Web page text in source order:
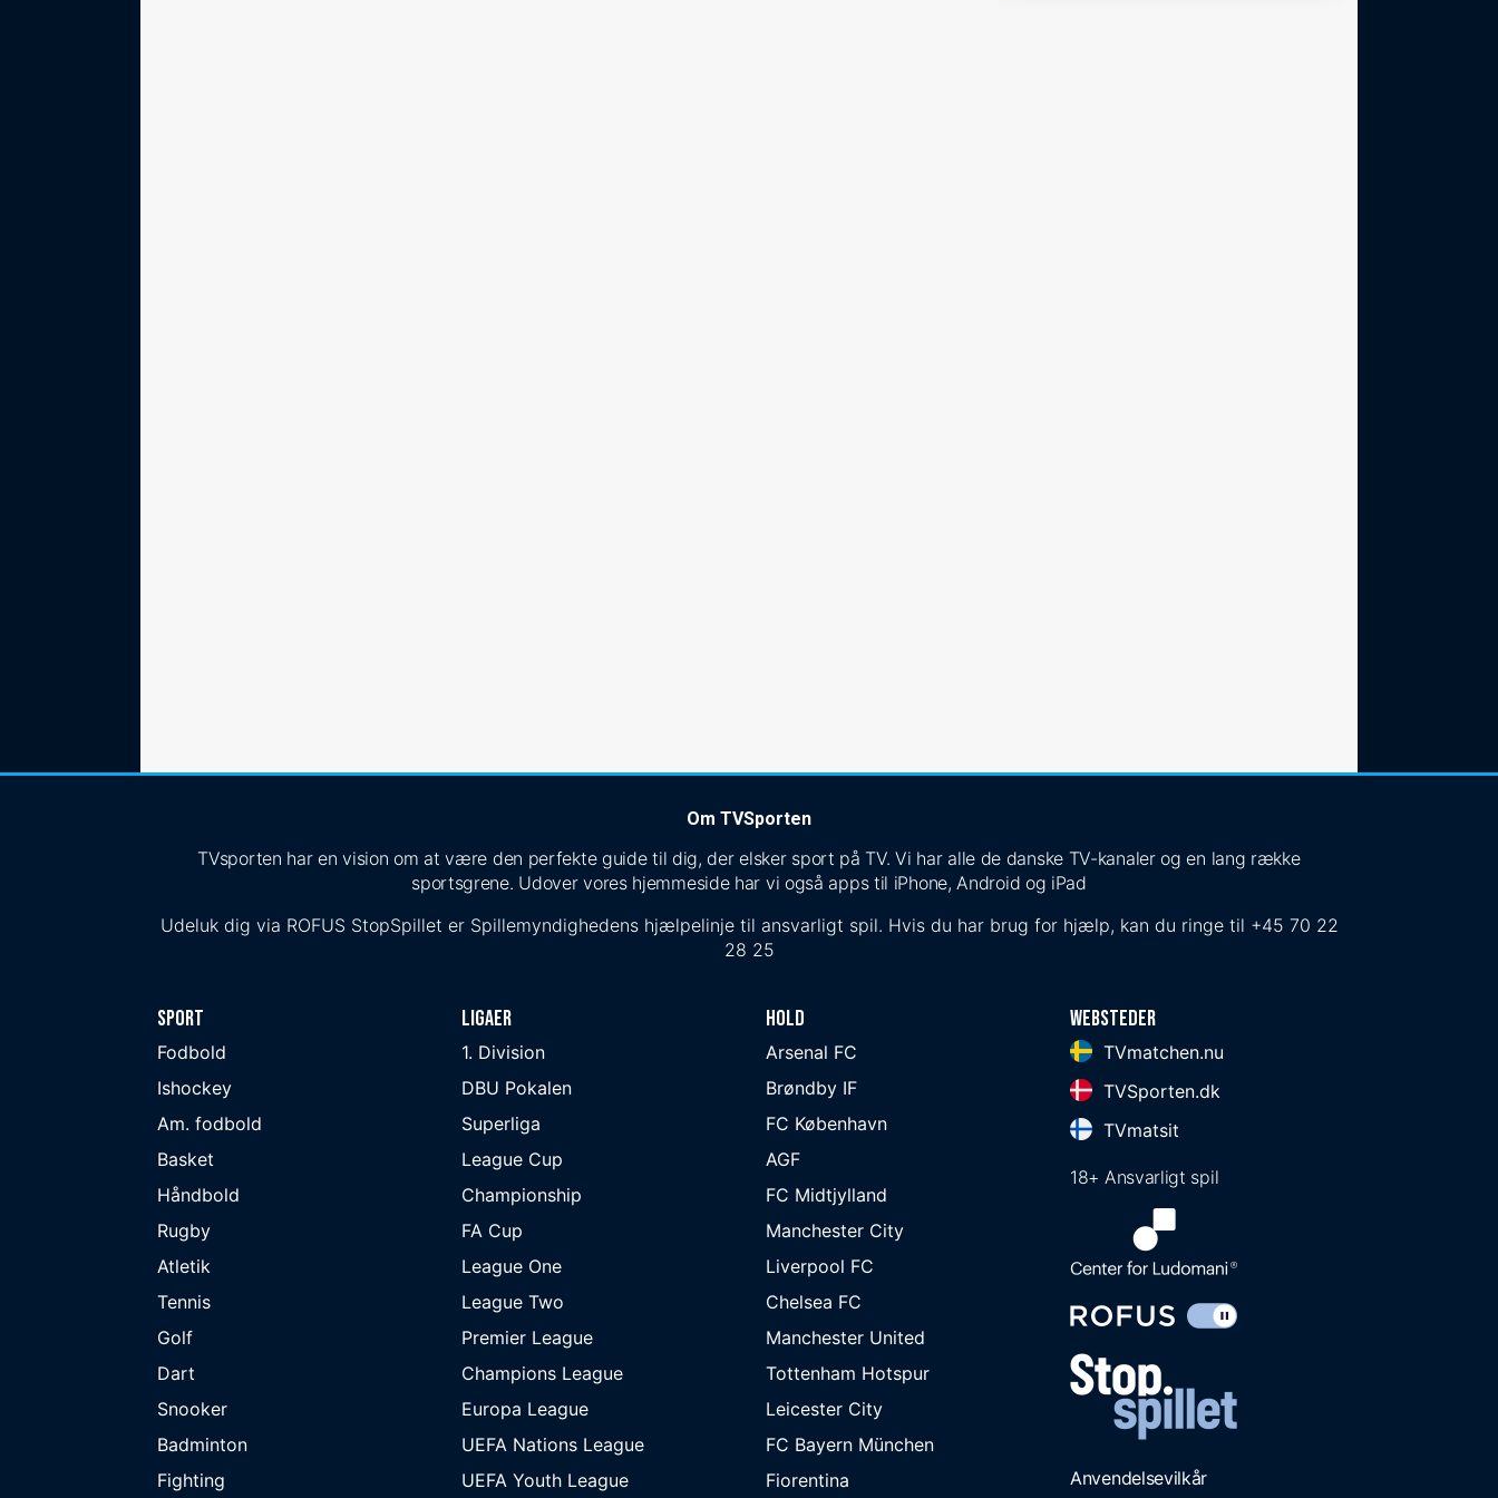
Om TVSporten
TVsporten har en vision om at være den perfekte guide til dig, der elsker sport på TV. Vi har alle de danske TV-kanaler og en lang række
sportsgrene. Udover vores hjemmeside har vi også apps til iPhone, Android og iPad
Udeluk dig via ROFUS StopSpillet er Spillemyndighedens hjælpelinje til ansvarligt spil. Hvis du har brug for hjælp, kan du ringe til +45 70 22
28 25
Sport
Fodbold
Ishockey
Am. fodbold
Basket
Håndbold
Rugby
Atletik
Tennis
Golf
Dart
Snooker
Badminton
Fighting
Ligaer
1. Division
DBU Pokalen
Superliga
League Cup
Championship
FA Cup
League One
League Two
Premier League
Champions League
Europa League
UEFA Nations League
UEFA Youth League
Hold
Arsenal FC
Brøndby IF
FC København
AGF
FC Midtjylland
Manchester City
Liverpool FC
Chelsea FC
Manchester United
Tottenham Hotspur
Leicester City
FC Bayern München
Fiorentina
Websteder
TVmatchen.nu
TVSporten.dk
TVmatsit
18+ Ansvarligt spil
Anvendelsevilkår